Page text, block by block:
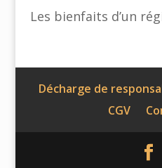
Les bienfaits d’un
Décharge de
CGV